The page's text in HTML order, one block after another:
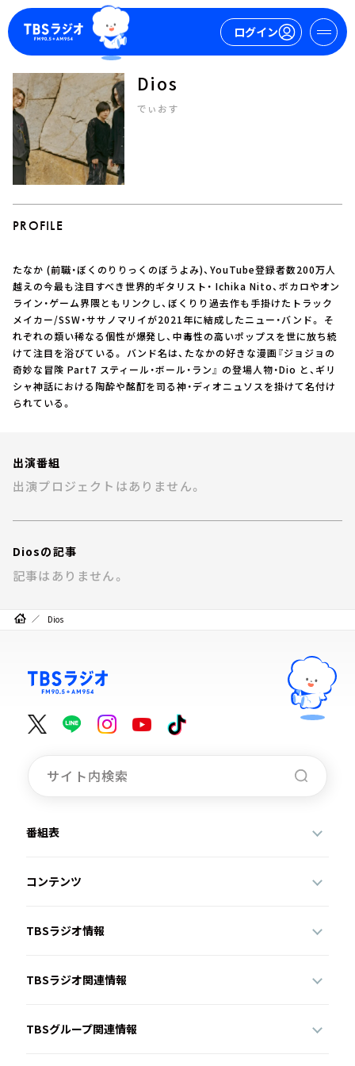
ログイン
マイページ
ログイン
今日の番組表
週間番組表
トピックス
TBS Podcast
お知らせ
イベント・グッズ
YouTube
Dios
でぃおす
PROFILE
たなか (前職・ぼくのりりっくのぼうよみ)、YouTube登録者数200万人
越えの今最も注目すべき世界的ギタリスト・ Ichika Nito、ボカロやオン
ライン・ゲーム界隈ともリンクし、ぼくりり過去作も手掛けたトラック
メイカー/SSW・ササノマリイが2021年に結成したニュー・バンド。 そ
れぞれの類い稀なる個性が爆発し、中毒性の高いポップスを世に放ち続
けて注目を浴びている。 バンド名は、たなかの好きな漫画『ジョジョの
奇妙な冒険 Part7 スティール・ボール・ラン』 の登場人物・Dio と、ギリ
シャ神話における陶酔や酩酊を司る神・ディオニュソスを掛けて名付け
られている。
出演番組
出演プロジェクトはありません。
Diosの記事
記事はありません。
Dios
番組表
コンテンツ
TBSラジオ情報
TBSラジオ関連情報
TBSグループ関連情報